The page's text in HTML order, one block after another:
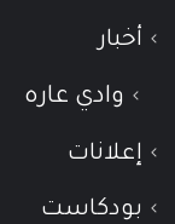
أخبار
وادي عاره
إعلانات
بودكاست